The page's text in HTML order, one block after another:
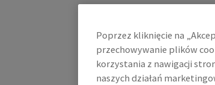
Zrównoważony rozwój -
kontakt
Poprzez kliknięcie na
przechowywanie plików
korzystania z nawigacji
naszych działań